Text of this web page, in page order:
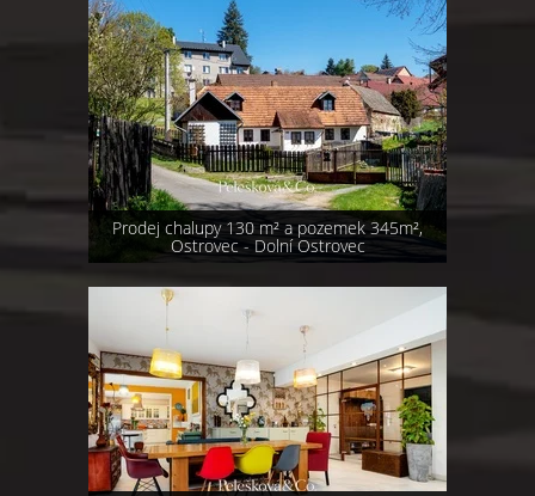
Prodej chalupy 130 m² a pozemek 345m²,
Ostrovec - Dolní Ostrovec